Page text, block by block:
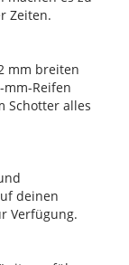
Zeiten.
mm breiten
Reifen
Schotter alles
deinen
Verfügung.